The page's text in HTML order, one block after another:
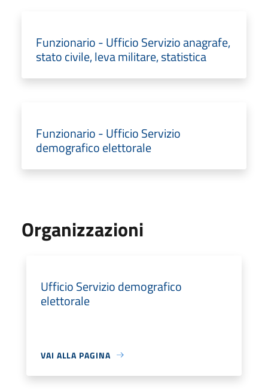
Funzionario - Ufficio Servizio anagrafe,
stato civile, leva militare, statistica
Funzionario - Ufficio Servizio
demografico elettorale
Organizzazioni
Ufficio Servizio demografico
elettorale
VAI ALLA PAGINA